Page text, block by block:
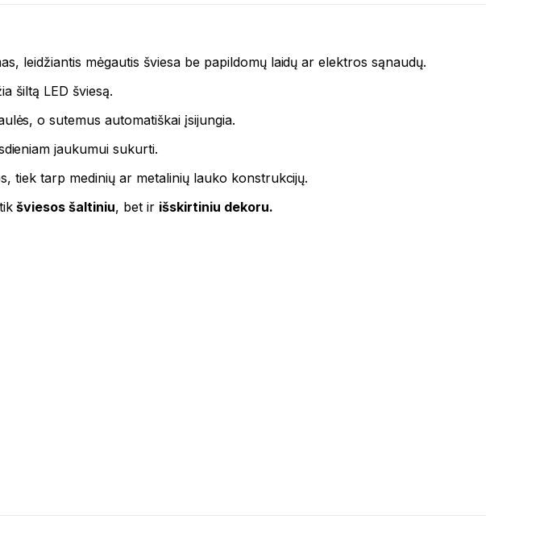
leidžiantis mėgautis šviesa be papildomų laidų ar elektros sąnaudų.
šiltą LED šviesą.
o sutemus automatiškai įsijungia.
jaukumui sukurti.
tiek tarp medinių ar metalinių lauko konstrukcijų.
šviesos šaltiniu, bet ir išskirtiniu dekoru.